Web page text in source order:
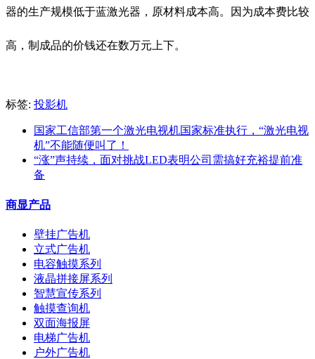
器的生产规模低于蓝激光器，原材料成本高。因为成本费比较
高，制成品的价钱还在数万元上下。
标签: 投影机
国家工信部第一个激光电视机国家标准执行，“激光电视
机”不能随便叫了！
“涨”声持续，面对挑战LED表明公司需搞好充裕提前准
备
商显产品
壁挂广告机
立式广告机
电容触摸系列
液晶拼接屏系列
智慧宣传系列
触摸查询机
双面海报屏
电梯广告机
户外广告机